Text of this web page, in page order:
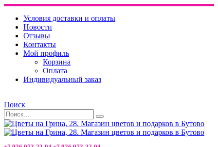
Условия доставки и оплаты
Новости
Отзывы
Контакты
Мой профиль
Корзина
Оплата
Индивидуальный заказ
Поиск